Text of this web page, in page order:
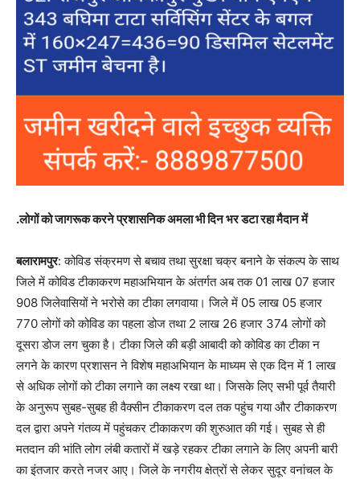
.लोगों को जागरूक करने प्रशासनिक अमला भी दिन भर डटा रहा मैदान में
बलारामपुर: कोविड संक्रमण से बचाव तथा सुरक्षा चक्र बनाने के संकल्प के साथ
जिले में कोविड टीकाकरण महाअभियान के अंतर्गत अब तक 01 लाख 07 हजार
908 जिलेवासियों ने भरोसे का टीका लगवाया। जिले में 05 लाख 05 हजार
770 लोगों को कोविड का पहला डोज तथा 2 लाख 26 हजार 374 लोगों को
दूसरा डोज लग चुका है। टीका जिले की बड़ी आबादी को कोविड का टीका न
लगने के कारण प्रशासन ने विशेष महाअभियान के माध्यम से एक दिन में 1 लाख
से अधिक लोगों को टीका लगाने का लक्ष्य रखा था। जिसके लिए सभी पूर्व तैयारी
के अनुरूप सुबह-सुबह ही वैक्सीन टीकाकरण दल तक पहुंच गया और टीकाकरण
दल द्वारा अपने गंतव्य में पहुंचकर टीकाकरण की शुरुआत की गई। सुबह से ही
मतदान की भांति लोग लंबी कतारों में खड़े रहकर टीका लगाने के लिए अपनी बारी
का इंतजार करते नजर आए। जिले के नगरीय क्षेत्रों से लेकर सुदूर वनांचल के